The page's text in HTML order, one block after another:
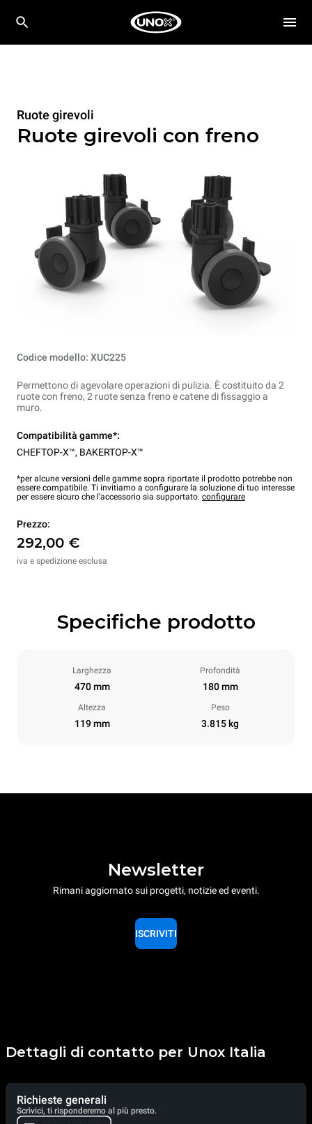
Ruote girevoli
Ruote girevoli con freno
Codice modello: XUC225
Permettono di agevolare operazioni di pulizia. È costituito da 2
ruote con freno, 2 ruote senza freno e catene di fissaggio a
muro.
Compatibilità gamme*:
CHEFTOP-X™, BAKERTOP-X™
*per alcune versioni delle gamme sopra riportate il prodotto potrebbe non
essere compatibile. Ti invitiamo a configurare la soluzione di tuo interesse
per essere sicuro che l’accessorio sia supportato. configurare
Prezzo:
292,00 €
iva e spedizione esclusa
Specifiche prodotto
Larghezza
470 mm
Profondità
180 mm
Altezza
119 mm
Peso
3.815 kg
Newsletter
Rimani aggiornato sui progetti, notizie ed eventi.
ISCRIVITI
Dettagli di contatto per Unox Italia
Richieste generali
Scrivici, ti risponderemo al più presto.